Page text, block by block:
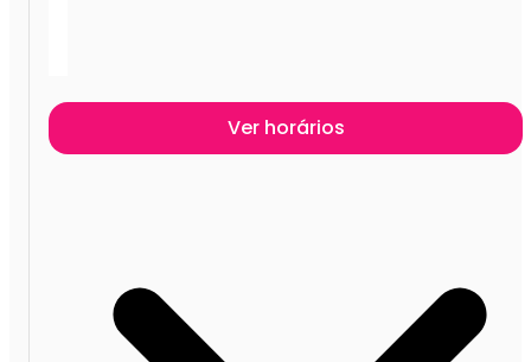
Ver horários